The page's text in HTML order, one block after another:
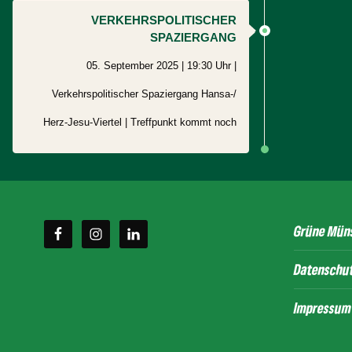
VERKEHRSPOLITISCHER
SPAZIERGANG
05. September 2025 | 19:30 Uhr |
Verkehrspolitischer Spaziergang Hansa-/
Herz-Jesu-Viertel | Treffpunkt kommt noch
Grüne
Impressum